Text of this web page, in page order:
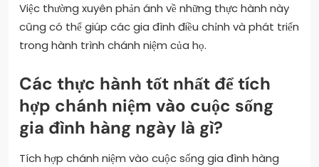
Việc thường xuyên phản ánh về những thực hành này
cũng có thể giúp các gia đình điều chỉnh và phát triển
trong hành trình chánh niệm của họ.
Các thực hành tốt nhất để tích
hợp chánh niệm vào cuộc sống
gia đình hàng ngày là gì?
Tích hợp chánh niệm vào cuộc sống gia đình hàng